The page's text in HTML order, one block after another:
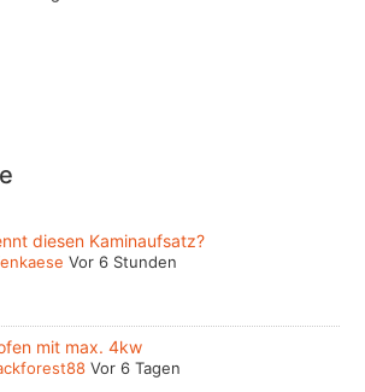
diesen Kaminaufsatz?
Vor 6 Stunden
mit max. 4kw
Vor 6 Tagen